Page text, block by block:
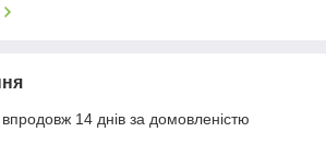
14 днів за домовленістю